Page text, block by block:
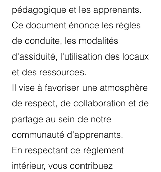
pédagogique et les apprenants.
Ce document énonce les règles
de conduite, les modalités
d'assiduité, l'utilisation des locaux
et des ressources.
Il vise à favoriser une atmosphère
de respect, de collaboration et de
partage au sein de notre
communauté d'apprenants.
En respectant ce règlement
intérieur, vous contribuez